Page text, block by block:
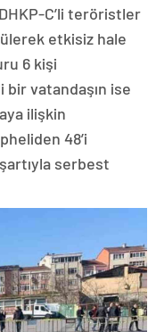
C’li teröristler
etkisiz hale
6 kişi
bir vatandaşın ise
ilişkin
48’i
serbest